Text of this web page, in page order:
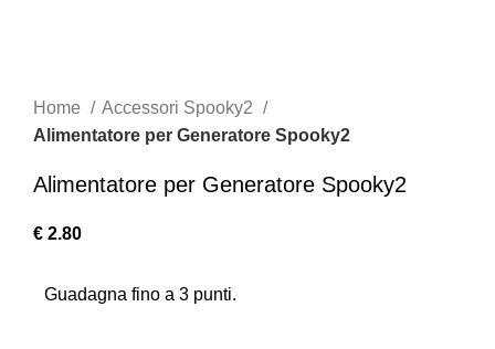
Home
Accessori Spooky2
Alimentatore per Generatore Spooky2
Alimentatore per Generatore Spooky2
€ 2.80
Guadagna fino a 3 punti.